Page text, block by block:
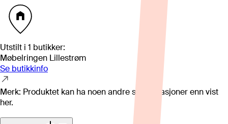
Utstilt i 1 butikker:
Møbelringen Lillestrøm
Se butikkinfo
Merk: Produktet kan ha noen andre spesifikasjoner enn vist
her.